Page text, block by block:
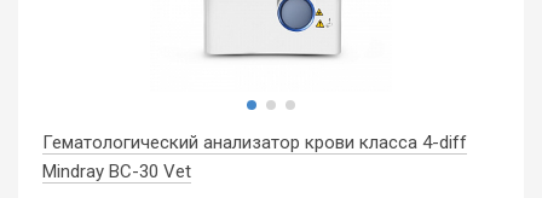
Гематологический анализатор крови класса 4-diff
Mindray BC-30 Vet